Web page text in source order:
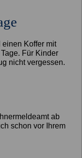
Koffer mit
Für Kinder
nicht vergessen.
ab
schon vor Ihrem